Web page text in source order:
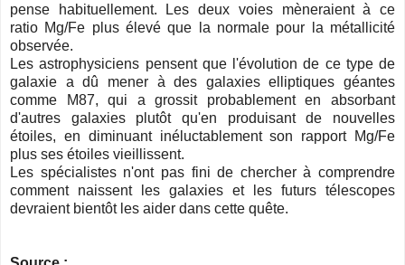
pense habituellement. Les deux voies mèneraient à ce
ratio Mg/Fe plus élevé que la normale pour la métallicité
observée.
Les astrophysiciens pensent que l'évolution de ce type de
galaxie a dû mener à des galaxies elliptiques géantes
comme M87, qui a grossit probablement en absorbant
d'autres galaxies plutôt qu'en produisant de nouvelles
étoiles, en diminuant inéluctablement son rapport Mg/Fe
plus ses étoiles vieillissent.
Les spécialistes n'ont pas fini de chercher à comprendre
comment naissent les galaxies et les futurs télescopes
devraient bientôt les aider dans cette quête.